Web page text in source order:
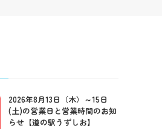
2026年8月13日（木）～15日
(土)の営業日と営業時間のお知
らせ【道の駅うずしお】